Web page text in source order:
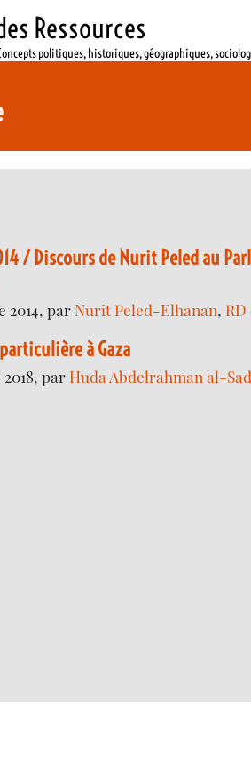
Ressources
politiques, historiques, géographiques,
/ Discours de Nurit Peled au
2014, parNurit Peled-Elhanan,
à Gaza
2018, parHuda Abdelrahman al-